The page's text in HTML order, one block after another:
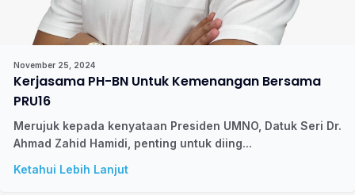
November 25, 2024
Kerjasama PH-BN Untuk Kemenangan Bersama
PRU16
Merujuk kepada kenyataan Presiden UMNO, Datuk Seri Dr.
Ahmad Zahid Hamidi, penting untuk diing...
Ketahui Lebih Lanjut